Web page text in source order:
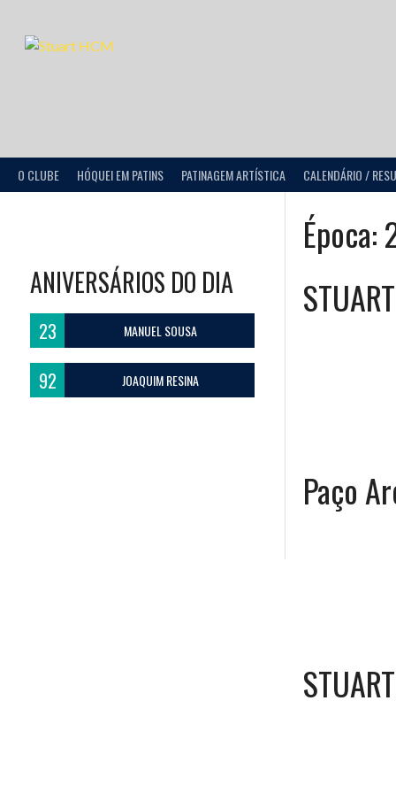
O CLUBE HÓQUEI EM PATINS PATINAGEM ARTÍSTICA CALENDÁRIO /
Época:
Paço
ANIVERSÁRIOS DO DIA
23 MANUEL SOUSA
92 JOAQUIM RESINA